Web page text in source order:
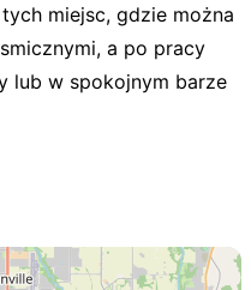
miejsc, gdzie można
a po pracy
lub w spokojnym barze